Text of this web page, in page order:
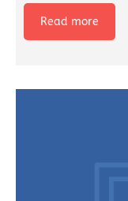
Read more